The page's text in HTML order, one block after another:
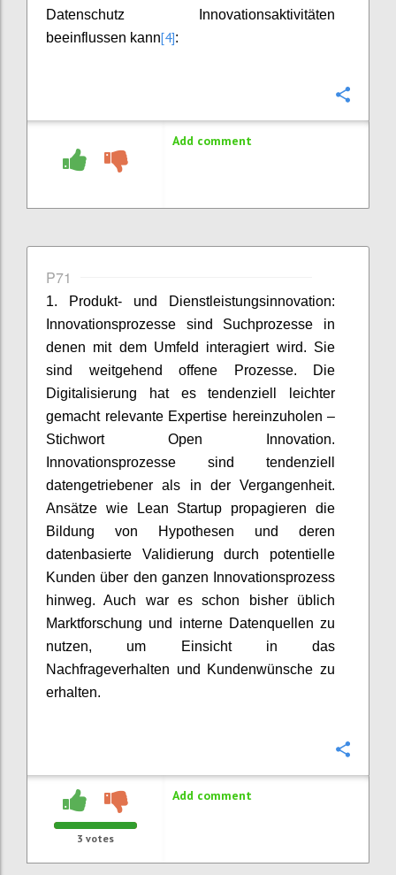
Datenschutz Innovationsaktivitäten
beeinflussen kann[4]:
Add comment
P71
1. Produkt- und Dienstleistungsinnovation:
Innovationsprozesse sind Suchprozesse in
denen mit dem Umfeld interagiert wird. Sie
sind weitgehend offene Prozesse. Die
Digitalisierung hat es tendenziell leichter
gemacht relevante Expertise hereinzuholen –
Stichwort Open Innovation.
Innovationsprozesse sind tendenziell
datengetriebener als in der Vergangenheit.
Ansätze wie Lean Startup propagieren die
Bildung von Hypothesen und deren
datenbasierte Validierung durch potentielle
Kunden über den ganzen Innovationsprozess
hinweg. Auch war es schon bisher üblich
Marktforschung und interne Datenquellen zu
nutzen, um Einsicht in das
Nachfrageverhalten und Kundenwünsche zu
erhalten.
3 votes
Add comment